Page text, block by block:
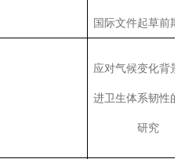
国际文件起草前期
应对气候变化背景
进卫生体系韧性的
研究